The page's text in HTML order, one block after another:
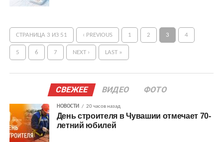
СТРАНИЦА 3 ИЗ 51 ‹ PREVIOUS 1 2 3 4
5 6 7 NEXT › LAST »
СВЕЖЕЕ ВИДЕО ФОТО
НОВОСТИ 20 часов назад
День строителя в Чувашии отмечает 70-
летний юбилей